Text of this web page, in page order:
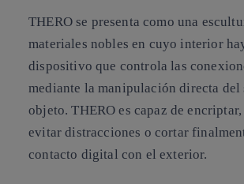
THERO se presenta como una
materiales nobles en cuyo interior
dispositivo que controla las
mediante la manipulación directa del
objeto. THERO es capaz de
evitar distracciones o cortar
contacto digital con el exterior.